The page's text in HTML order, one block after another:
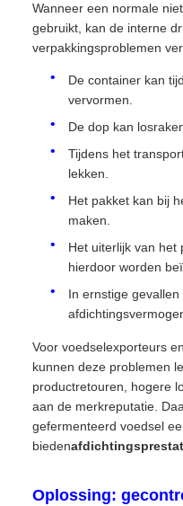
Wanneer een normale
gebruikt, kan de interne
verpakkingsproblemen
De container kan
vervormen.
De dop kan
Tijdens het
lekken.
Het pakket kan bij
maken.
Het uiterlijk van het
hierdoor worden
In ernstige
Voor voedselexporteurs
kunnen deze problemen
productretouren, hogere
aan de merkreputatie.
gefermenteerd voedsel
bieden
Oplossing: